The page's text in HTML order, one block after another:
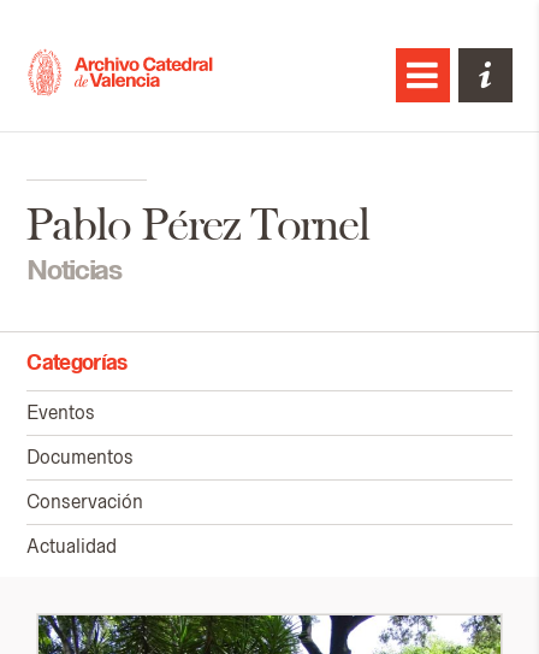
Pablo Pérez Tornel
Noticias
Categorías
Eventos
Documentos
Conservación
Actualidad